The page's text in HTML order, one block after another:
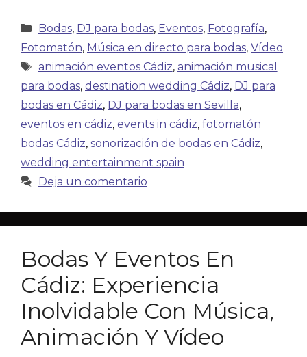
Bodas, DJ para bodas, Eventos, Fotografía,
Fotomatón, Música en directo para bodas, Vídeo
animación eventos Cádiz, animación musical
para bodas, destination wedding Cádiz, DJ para
bodas en Cádiz, DJ para bodas en Sevilla,
eventos en cádiz, events in cádiz, fotomatón
bodas Cádiz, sonorización de bodas en Cádiz,
wedding entertainment spain
Deja un comentario
Bodas Y Eventos En
Cádiz: Experiencia
Inolvidable Con Música,
Animación Y Vídeo